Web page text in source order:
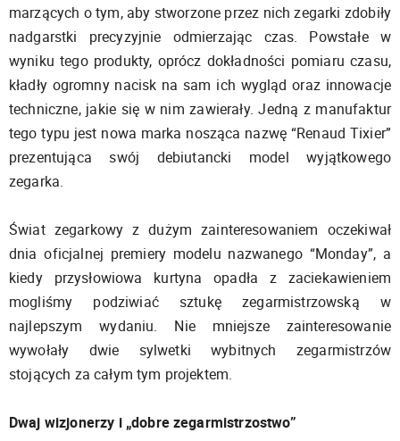
marzących o tym, aby stworzone przez nich zegarki zdobiły
nadgarstki precyzyjnie odmierzając czas. Powstałe w
wyniku tego produkty, oprócz dokładności pomiaru czasu,
kładły ogromny nacisk na sam ich wygląd oraz innowacje
techniczne, jakie się w nim zawierały. Jedną z manufaktur
tego typu jest nowa marka nosząca nazwę “Renaud Tixier”
prezentująca swój debiutancki model wyjątkowego
zegarka.
Świat zegarkowy z dużym zainteresowaniem oczekiwał
dnia oficjalnej premiery modelu nazwanego “Monday”, a
kiedy przysłowiowa kurtyna opadła z zaciekawieniem
mogliśmy podziwiać sztukę zegarmistrzowską w
najlepszym wydaniu. Nie mniejsze zainteresowanie
wywołały dwie sylwetki wybitnych zegarmistrzów
stojących za całym tym projektem.
Dwaj wizjonerzy i „dobre zegarmistrzostwo”